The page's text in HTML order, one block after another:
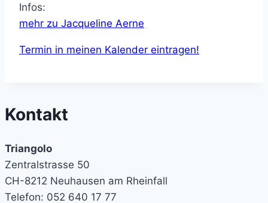
Infos:
mehr zu Jacqueline Aerne
Termin in meinen Kalender eintragen!
Kontakt
Triangolo
Zentralstrasse 50
CH-8212 Neuhausen am Rheinfall
Telefon: 052 640 17 77